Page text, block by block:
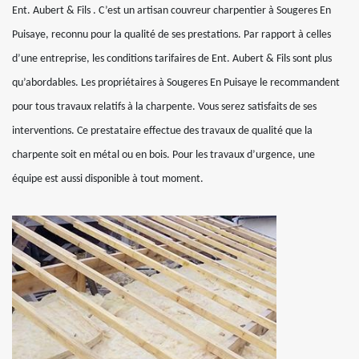
Ent. Aubert & Fils . C’est un artisan couvreur charpentier à Sougeres En
Puisaye, reconnu pour la qualité de ses prestations. Par rapport à celles
d’une entreprise, les conditions tarifaires de Ent. Aubert & Fils sont plus
qu’abordables. Les propriétaires à Sougeres En Puisaye le recommandent
pour tous travaux relatifs à la charpente. Vous serez satisfaits de ses
interventions. Ce prestataire effectue des travaux de qualité que la
charpente soit en métal ou en bois. Pour les travaux d’urgence, une
équipe est aussi disponible à tout moment.